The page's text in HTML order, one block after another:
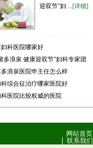
迎双节”妇 ...[详细]
妇科医院哪家好
多浪泉 健康迎双节”妇科专家团
多浪泉医院申主任怎么样
综合征治疗哪家医院好
医院比较权威的医院
网站首页
联系我们